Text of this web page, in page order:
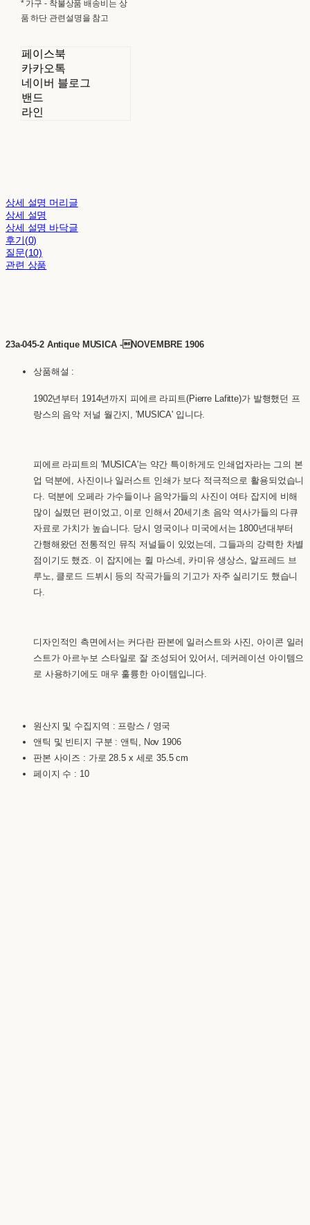
* 가구 - 착불상품 배송비는 상
품 하단 관련설명을 참고
페이스북
카카오톡
네이버 블로그
밴드
라인
상세 설명 머리글
상세 설명
상세 설명 바닥글
후기(0)
질문(10)
관련 상품
23a-045-2 Antique MUSICA -NOVEMBRE 1906
상품해설 :
1902년부터 1914년까지 피에르 라피트(Pierre Lafitte)가 발행했던 프
랑스의 음악 저널 월간지, 'MUSICA' 입니다.
피에르 라피트의 'MUSICA'는 약간 특이하게도 인쇄업자라는 그의 본
업 덕분에, 사진이나 일러스트 인쇄가 보다 적극적으로 활용되었습니
다. 덕분에 오페라 가수들이나 음악가들의 사진이 여타 잡지에 비해
많이 실렸던 편이었고, 이로 인해서 20세기초 음악 역사가들의 다큐
자료로 가치가 높습니다. 당시 영국이나 미국에서는 1800년대부터
간행해왔던 전통적인 뮤직 저널들이 있었는데, 그들과의 강력한 차별
점이기도 했죠. 이 잡지에는 쥘 마스네, 카미유 생상스, 알프레드 브
루노, 클로드 드뷔시 등의 작곡가들의 기고가 자주 실리기도 했습니
다.
디자인적인 측면에서는 커다란 판본에 일러스트와 사진, 아이콘 일러
스트가 아르누보 스타일로 잘 조성되어 있어서, 데커레이션 아이템으
로 사용하기에도 매우 훌륭한 아이템입니다.
원산지 및 수집지역 : 프랑스 / 영국
앤틱 및 빈티지 구분 : 앤틱, Nov 1906
판본 사이즈 : 가로 28.5 x 세로 35.5 cm
페이지 수 : 10